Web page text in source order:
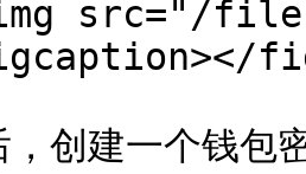
src="/files/
创建一个钱包